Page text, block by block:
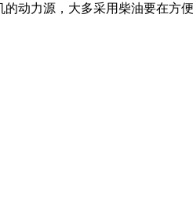
动力源，大多采用柴油要在方